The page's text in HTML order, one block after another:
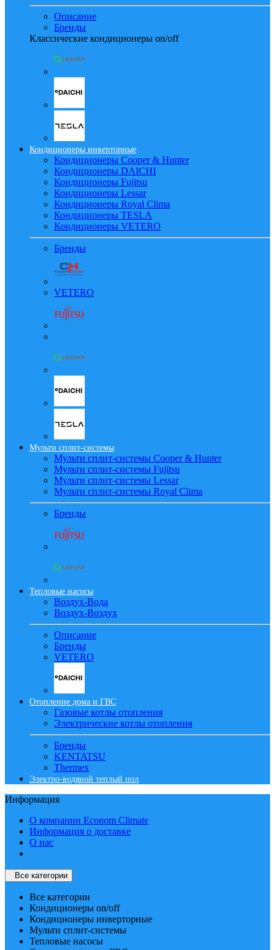
Описание
Бренды
Классические кондиционеры on/off
Кондиционеры инверторные
Кондиционеры Cooper & Hunter
Кондиционеры DAICHI
Кондиционеры Fujitsu
Кондиционеры Lessar
Кондиционеры Royal Clima
Кондиционеры TESLA
Кондиционеры VETERO
Бренды
VETERO
Мульти сплит-системы
Мульти сплит-системы Cooper & Hunter
Мульти сплит-системы Fujitsu
Мульти сплит-системы Lessar
Мульти сплит-системы Royal Clima
Бренды
Тепловые насосы
Воздух-Вода
Воздух-Воздух
Описание
Бренды
VETERO
Отопление дома и ГВС
Газовые котлы отопления
Электрические котлы отопления
Бренды
KENTATSU
Thermex
Электро-водяной теплый пол
Информация
О компании Econom Climate
Информация о доставке
О нас
Все категории
Все категории
Кондиционеры on/off
Кондиционеры инверторные
Мульти сплит-системы
Тепловые насосы